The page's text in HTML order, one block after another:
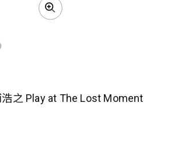
之 Play at The Lost Moment